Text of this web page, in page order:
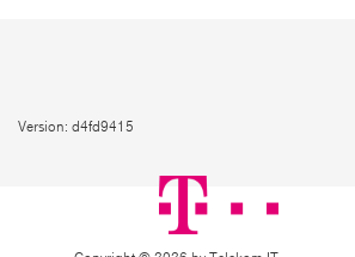
Version: d4fd9415